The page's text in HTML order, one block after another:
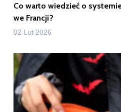
Co warto wiedzieć o
we Francji?
02 Lut 2026